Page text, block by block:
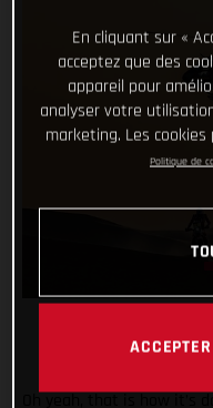
En cliquant sur «
acceptez que des
appareil pour
analyser votre
marketing. Les
Politique de